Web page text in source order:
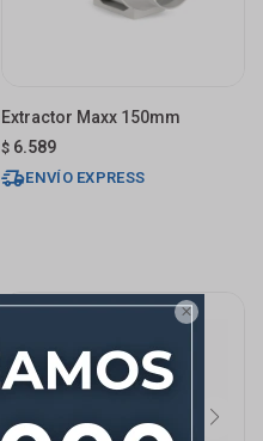

Extractor Maxx 150mm
$ 6.589
ENVÍO EXPRESS